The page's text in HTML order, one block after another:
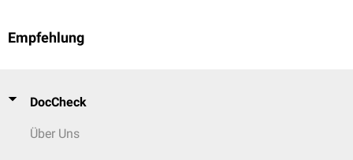
Empfehlung
DocCheck
Über Uns